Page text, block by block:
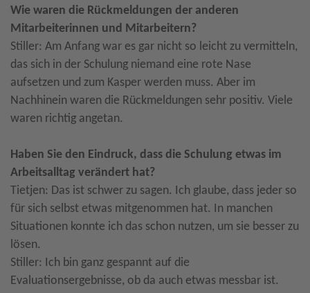
Wie waren die Rückmeldungen der anderen
Mitarbeiterinnen und Mitarbeitern?
Stiller: Am Anfang war es gar nicht so leicht zu vermitteln,
das sich in der Schulung niemand eine rote Nase
aufsetzen und zum Kasper werden muss. Aber im
Nachhinein waren die Rückmeldungen sehr positiv. Viele
waren richtig angetan.
Haben Sie den Eindruck, dass die Schulung etwas im
Arbeitsalltag verändert hat?
Tietjen: Das ist schwer zu sagen. Ich glaube, dass jeder so
für sich selbst etwas mitgenommen hat. In manchen
Situationen konnte ich das schon nutzen, um sie besser zu
lösen.
Stiller: Ich bin ganz gespannt auf die
Evaluationsergebnisse, ob da auch etwas messbar ist.